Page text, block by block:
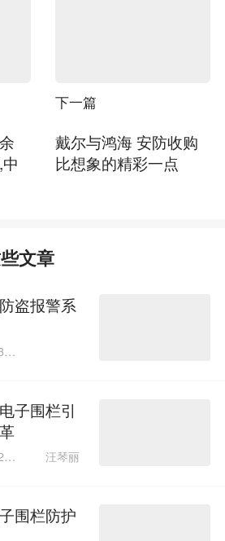
下一篇
戴尔与鸿海 安防收购
比想象的精彩一点
文章
盗报警系
子围栏引
汪琴丽
围栏防护